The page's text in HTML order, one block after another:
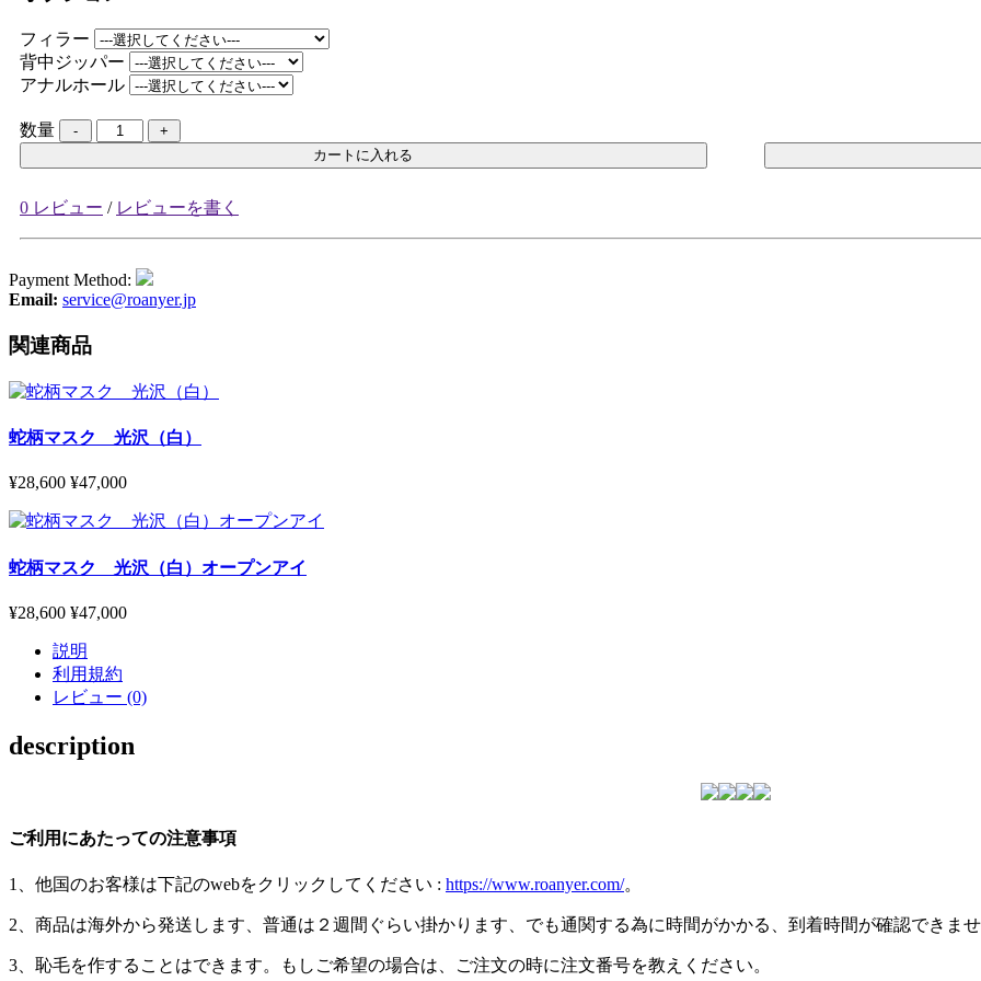
フィラー
背中ジッパー
アナルホール
数量
カートに入れる
0 レビュー / レビューを書く
Payment Method:
Email: service@roanyer.jp
関連商品
蛇柄マスク 光沢（白）
¥28,600 ¥47,000
蛇柄マスク 光沢（白）オープンアイ
¥28,600 ¥47,000
説明
利用規約
レビュー (0)
description
ご利用にあたっての注意事項
1、他国のお客様は下記のwebをクリックしてください : https://www.roanyer.com/。
2、商品は海外から発送します、普通は２週間ぐらい掛かります、でも通関する為に時間がかかる、到着時間が確認できま
3、恥毛を作することはできます。もしご希望の場合は、ご注文の時に注文番号を教えください。